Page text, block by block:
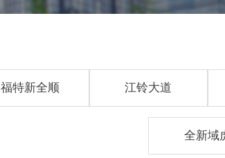
福特新全顺 江铃大道
全新域